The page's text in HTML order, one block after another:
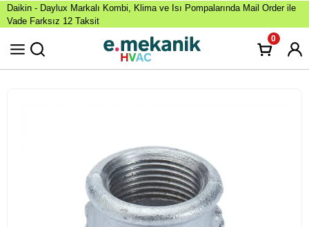
Daikin - Daylux Markalı Kombi, Klima ve Isı Pompalarında Mail Order ile
Vade Farksız 12 Taksit
0